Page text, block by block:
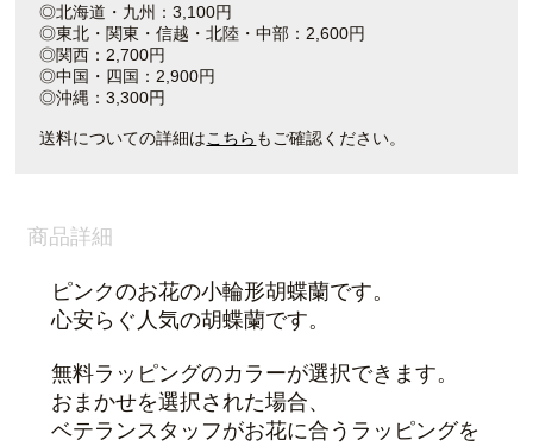
◎北海道・九州：3,100円
◎東北・関東・信越・北陸・中部：2,600円
◎関西：2,700円
◎中国・四国：2,900円
◎沖縄：3,300円
送料についての詳細はこちら もご確認ください。
商品詳細
ピンクのお花の小輪形胡蝶蘭です。
心安らぐ人気の胡蝶蘭です。
無料ラッピングのカラーが選択できます。
おまかせを選択された場合、
ベテランスタッフがお花に合うラッピングを